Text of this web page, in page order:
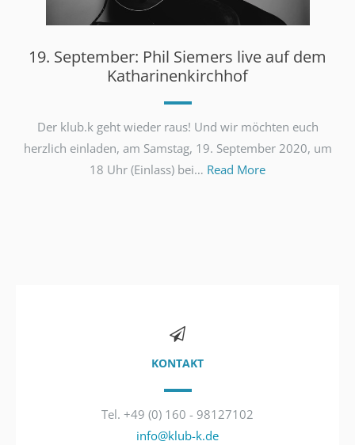
19. September: Phil Siemers live auf dem
Katharinenkirchhof
Der klub.k geht wieder raus! Und wir möchten euch
herzlich einladen, am Samstag, 19. September 2020, um
18 Uhr (Einlass) bei… Read More
KONTAKT
Tel. +49 (0) 160 - 98127102
info@klub-k.de